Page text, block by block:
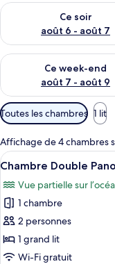
Ce soir
août 6 - août 7
Vérifier la disponibilité
Ce week-end
août 7 - août 9
Vérifier la disponibilité
Filtres
disponibles
pour
les
chambres
Toutes les chambres 1 lit
Affichage de 4 chambres
Afficher
toutes
les
photos
pour
ce
type
38
Chambre Double
Vue partielle sur
1 chambre
2 personnes
1 grand lit
Wi-Fi gratuit